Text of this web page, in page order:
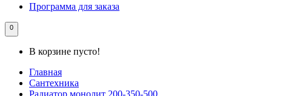
Программа для заказа
0
В корзине пусто!
Главная
Сантехника
Радиатор монолит 200-350-500